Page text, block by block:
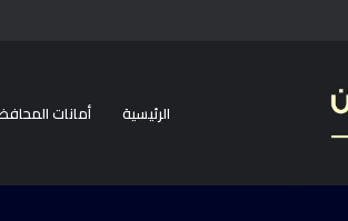
الرئيسية أمانات